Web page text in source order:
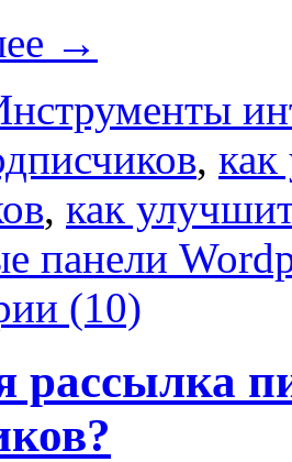
→
, как
, как
панели
(10)
рассылка